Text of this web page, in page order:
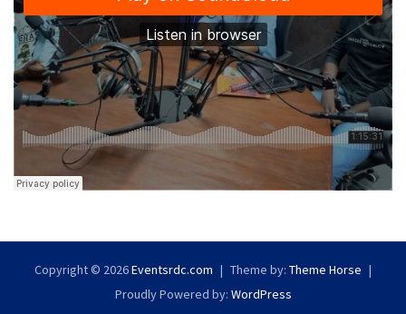
Copyright © 2026Eventsrdc.com Theme by: Theme Horse
Proudly Powered by: WordPress